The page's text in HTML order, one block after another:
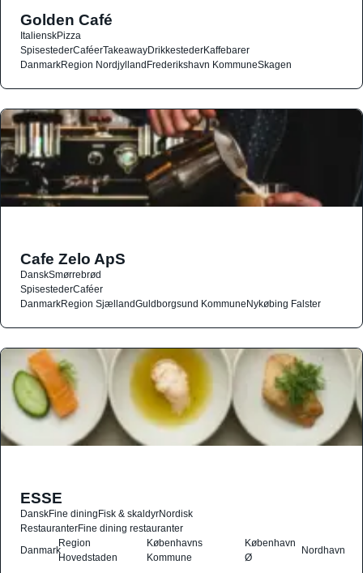
Golden Café
ItalienskPizza
SpisestederCaféerTakeawayDrikkestederKaffebarer
DanmarkRegion NordjyllandFrederikshavn KommuneSkagen
Cafe Zelo ApS
DanskSmørrebrød
SpisestederCaféer
DanmarkRegion SjællandGuldborgsund KommuneNykøbing Falster
ESSE
DanskFine diningFisk & skaldyrNordisk
RestauranterFine dining restauranter
Danmark
Region
Hovedstaden
Københavns
Kommune
København
Ø
Nordhavn